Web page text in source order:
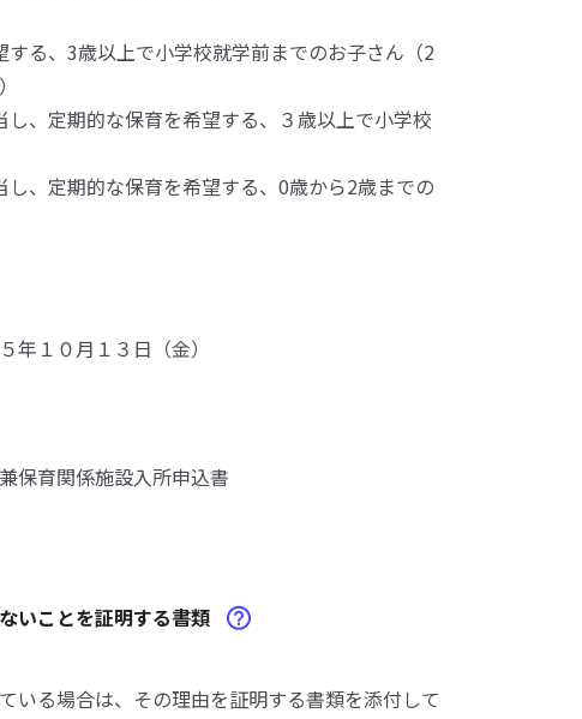
る、3歳以上で小学校就学前までのお子さん（2
、定期的な保育を希望する、３歳以上で小学校
、定期的な保育を希望する、0歳から2歳までの
年１０月１３日（金）
保育関係施設入所申込書
いことを証明する書類
いる場合は、その理由を証明する書類を添付して